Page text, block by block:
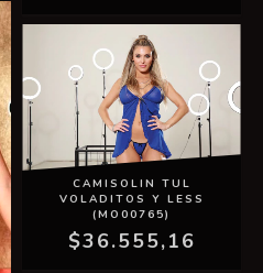
CAMISOLIN TUL
VOLADITOS Y LESS
(MO00765)
$36.555,16